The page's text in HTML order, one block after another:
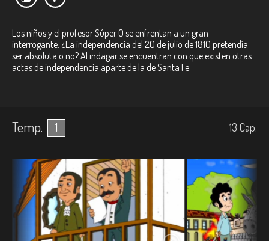
Los niños y el profesor Súper O se enfrentan a un gran
interrogante: ¿La independencia del 20 de julio de 1810 pretendía
ser absoluta o no? Al indagar se encuentran con que existen otras
actas de independencia aparte de la de Santa Fe.
Temp. 1 13 Cap.